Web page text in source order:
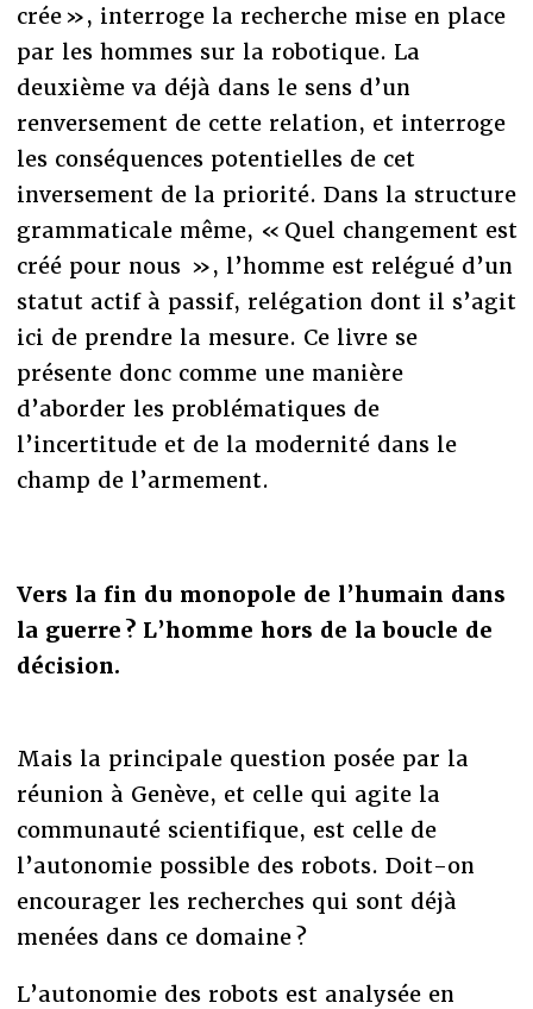
crée », interroge la recherche mise en place
par les hommes sur la robotique. La
deuxième va déjà dans le sens d’un
renversement de cette relation, et interroge
les conséquences potentielles de cet
inversement de la priorité. Dans la structure
grammaticale même, « Quel changement est
créé pour nous », l’homme est relégué d’un
statut actif à passif, relégation dont il s’agit
ici de prendre la mesure. Ce livre se
présente donc comme une manière
d’aborder les problématiques de
l’incertitude et de la modernité dans le
champ de l’armement.
Vers la fin du monopole de l’humain dans
la guerre ? L’homme hors de la boucle de
décision.
Mais la principale question posée par la
réunion à Genève, et celle qui agite la
communauté scientifique, est celle de
l’autonomie possible des robots. Doit-on
encourager les recherches qui sont déjà
menées dans ce domaine ?
L’autonomie des robots est analysée en